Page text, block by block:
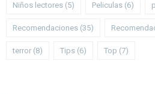
Niños lectores (5) Peliculas (6)
Recomendaciones (35)
terror (8) Tips (6) Top (7)